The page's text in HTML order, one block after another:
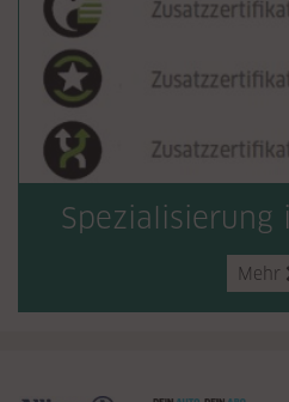
Spezialisierung
Mehr